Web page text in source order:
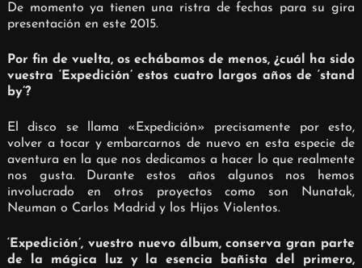
De momento ya tienen una ristra de fechas para su gira
presentación en este 2015.
Por fin de vuelta, os echábamos de menos, ¿cuál ha sido
vuestra ‘Expedición’ estos cuatro largos años de ‘stand
by’?
El disco se llama «Expedición» precisamente por esto,
volver a tocar y embarcarnos de nuevo en esta especie de
aventura en la que nos dedicamos a hacer lo que realmente
nos gusta. Durante estos años algunos nos hemos
involucrado en otros proyectos como son Nunatak,
Neuman o Carlos Madrid y los Hijos Violentos.
‘Expedición’, vuestro nuevo álbum, conserva gran parte
de la mágica luz y la esencia bañista del primero,